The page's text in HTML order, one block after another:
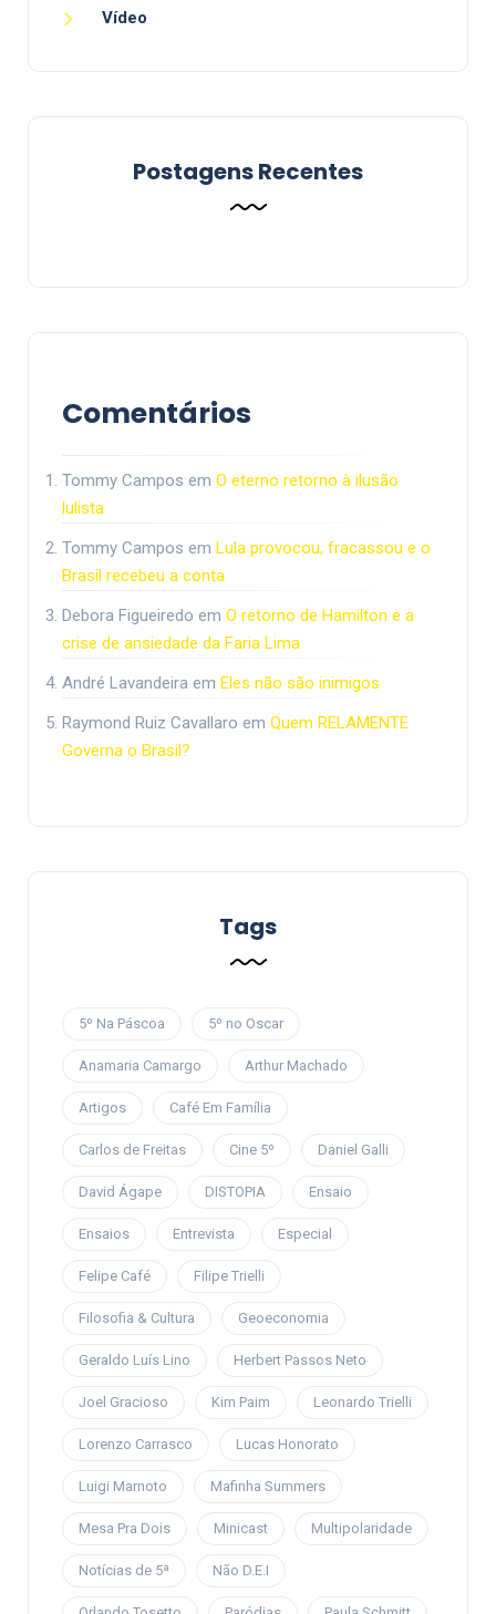
Vídeo
Postagens Recentes
Comentários
Tommy Campos em O eterno retorno à ilusão
lulista
Tommy Campos em Lula provocou, fracassou e o
Brasil recebeu a conta
Debora Figueiredo em O retorno de Hamilton e a
crise de ansiedade da Faria Lima
André Lavandeira em Eles não são inimigos
Raymond Ruiz Cavallaro em Quem RELAMENTE
Governa o Brasil?
Tags
5º Na Páscoa 5º no Oscar
Anamaria Camargo Arthur Machado
Artigos Café Em Família
Carlos de Freitas Cine 5º Daniel Galli
David Ágape DISTOPIA Ensaio
Ensaios Entrevista Especial
Felipe Café Filipe Trielli
Filosofia & Cultura Geoeconomia
Geraldo Luís Lino Herbert Passos Neto
Joel Gracioso Kim Paim Leonardo Trielli
Lorenzo Carrasco Lucas Honorato
Luigi Marnoto Mafinha Summers
Mesa Pra Dois Minicast Multipolaridade
Notícias de 5ª Não D.E.I